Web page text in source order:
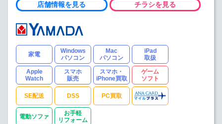
店舗情報を見る チラシを見る
家電
Windows
パソコン
Mac
パソコン
iPad
取扱
Apple
Watch
スマホ
販売
スマホ・
iPhone買取
ゲーム
ソフト
SE配送 DSS PC買取
電動ソファ
お手軽
リフォーム